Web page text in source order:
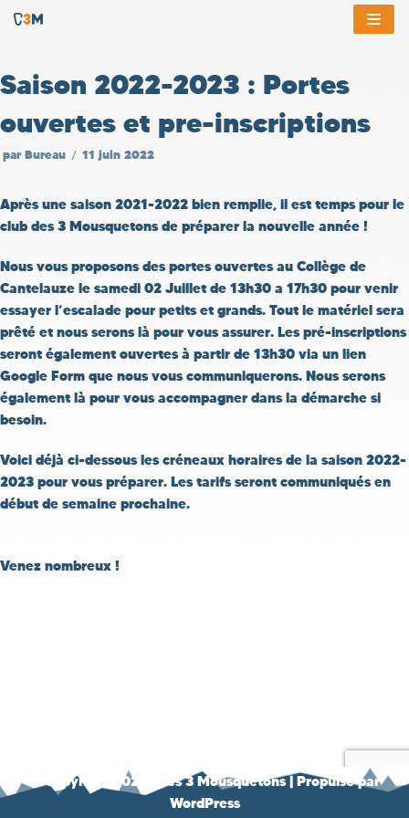
au
contenu
Saison 2022-2023 : Portes
ouvertes et pre-inscriptions
par Bureau 11 juin 2022
Après une saison 2021-2022 bien remplie, il est temps pour le
club des 3 Mousquetons de préparer la nouvelle année !
Nous vous proposons des portes ouvertes au Collège de
Cantelauze le samedi 02 Juillet de 13h30 a 17h30 pour venir
essayer l’escalade pour petits et grands. Tout le matériel sera
prêté et nous serons là pour vous assurer. Les pré-inscriptions
seront également ouvertes à partir de 13h30 via un lien
Google Form que nous vous communiquerons. Nous serons
également là pour vous accompagner dans la démarche si
besoin.
Voici déjà ci-dessous les créneaux horaires de la saison 2022-
2023 pour vous préparer. Les tarifs seront communiqués en
début de semaine prochaine.
Venez nombreux !
© Copyright 2021 - Les 3 Mousquetons| Propulsé par
WordPress